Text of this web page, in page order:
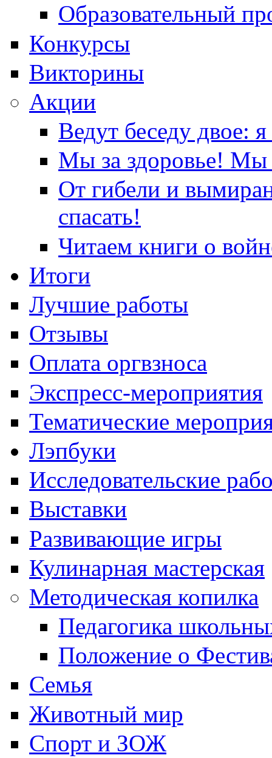
Образовательный
Конкурсы
Викторины
Акции
Ведут беседу двое:
Мы за здоровье! Мы
От гибели и
спасать!
Читаем книги о
Итоги
Лучшие работы
Отзывы
Оплата оргвзноса
Экспресс-мероприятия
Тематические
Лэпбуки
Исследовательские
Выставки
Развивающие игры
Кулинарная мастерская
Методическая копилка
Педагогика
Положение о
Семья
Животный мир
Спорт и ЗОЖ